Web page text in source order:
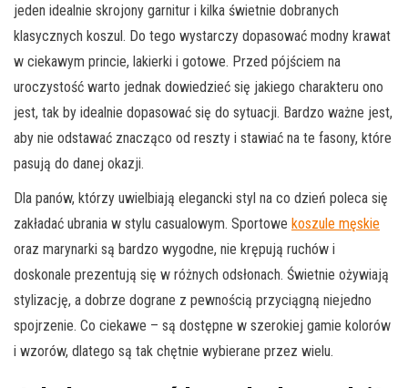
jeden idealnie skrojony garnitur i kilka świetnie dobranych
klasycznych koszul. Do tego wystarczy dopasować modny krawat
w ciekawym princie, lakierki i gotowe. Przed pójściem na
uroczystość warto jednak dowiedzieć się jakiego charakteru ono
jest, tak by idealnie dopasować się do sytuacji. Bardzo ważne jest,
aby nie odstawać znacząco od reszty i stawiać na te fasony, które
pasują do danej okazji.
Dla panów, którzy uwielbiają elegancki styl na co dzień poleca się
zakładać ubrania w stylu casualowym. Sportowe koszule męskie
oraz marynarki są bardzo wygodne, nie krępują ruchów i
doskonale prezentują się w różnych odsłonach. Świetnie ożywiają
stylizację, a dobrze dograne z pewnością przyciągną niejedno
spojrzenie. Co ciekawe – są dostępne w szerokiej gamie kolorów
i wzorów, dlatego są tak chętnie wybierane przez wielu.